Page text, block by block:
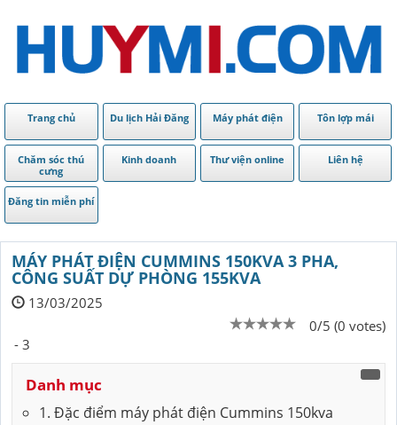
Trang chủ Du lịch Hải Đăng Máy phát điện Tôn lợp mái
Chăm sóc thú
cưng
Kinh doanh Thư viện online Liên hệ
Đăng tin miễn phí
MÁY PHÁT ĐIỆN CUMMINS 150KVA 3 PHA,
CÔNG SUẤT DỰ PHÒNG 155KVA
13/03/2025
0/5 (0 votes)
- 3
Danh mục
1. Đặc điểm máy phát điện Cummins 150kva